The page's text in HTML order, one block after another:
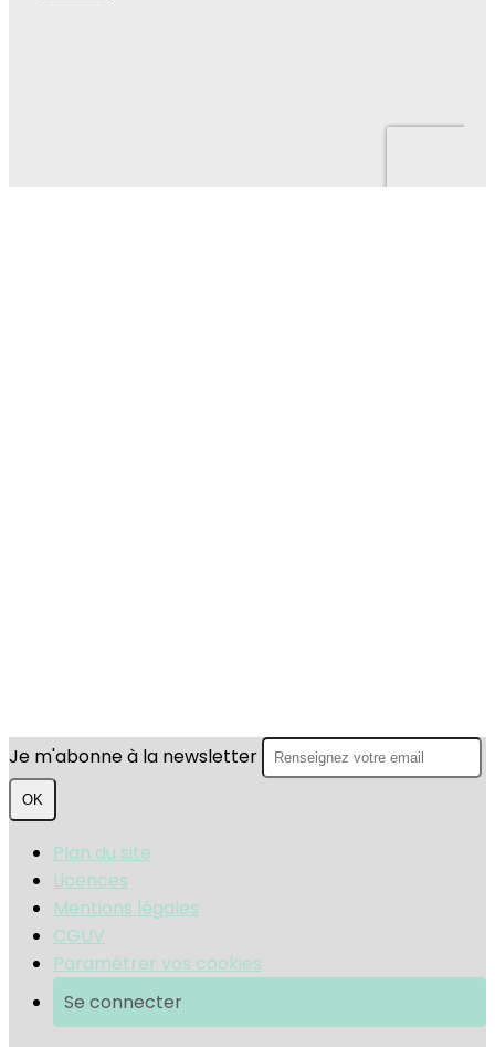
Je m'abonne à la newsletter
OK
Plan du site
Licences
Mentions légales
CGUV
Paramétrer vos cookies
Se connecter